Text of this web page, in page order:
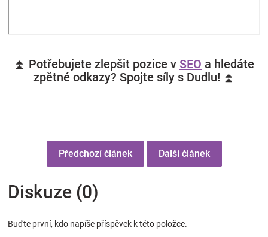
⏫ Potřebujete zlepšit pozice v SEO a hledáte
zpětné odkazy? Spojte síly s Dudlu! ⏫
Předchozí článek Další článek
Diskuze (0)
Buďte první, kdo napíše příspěvek k této položce.